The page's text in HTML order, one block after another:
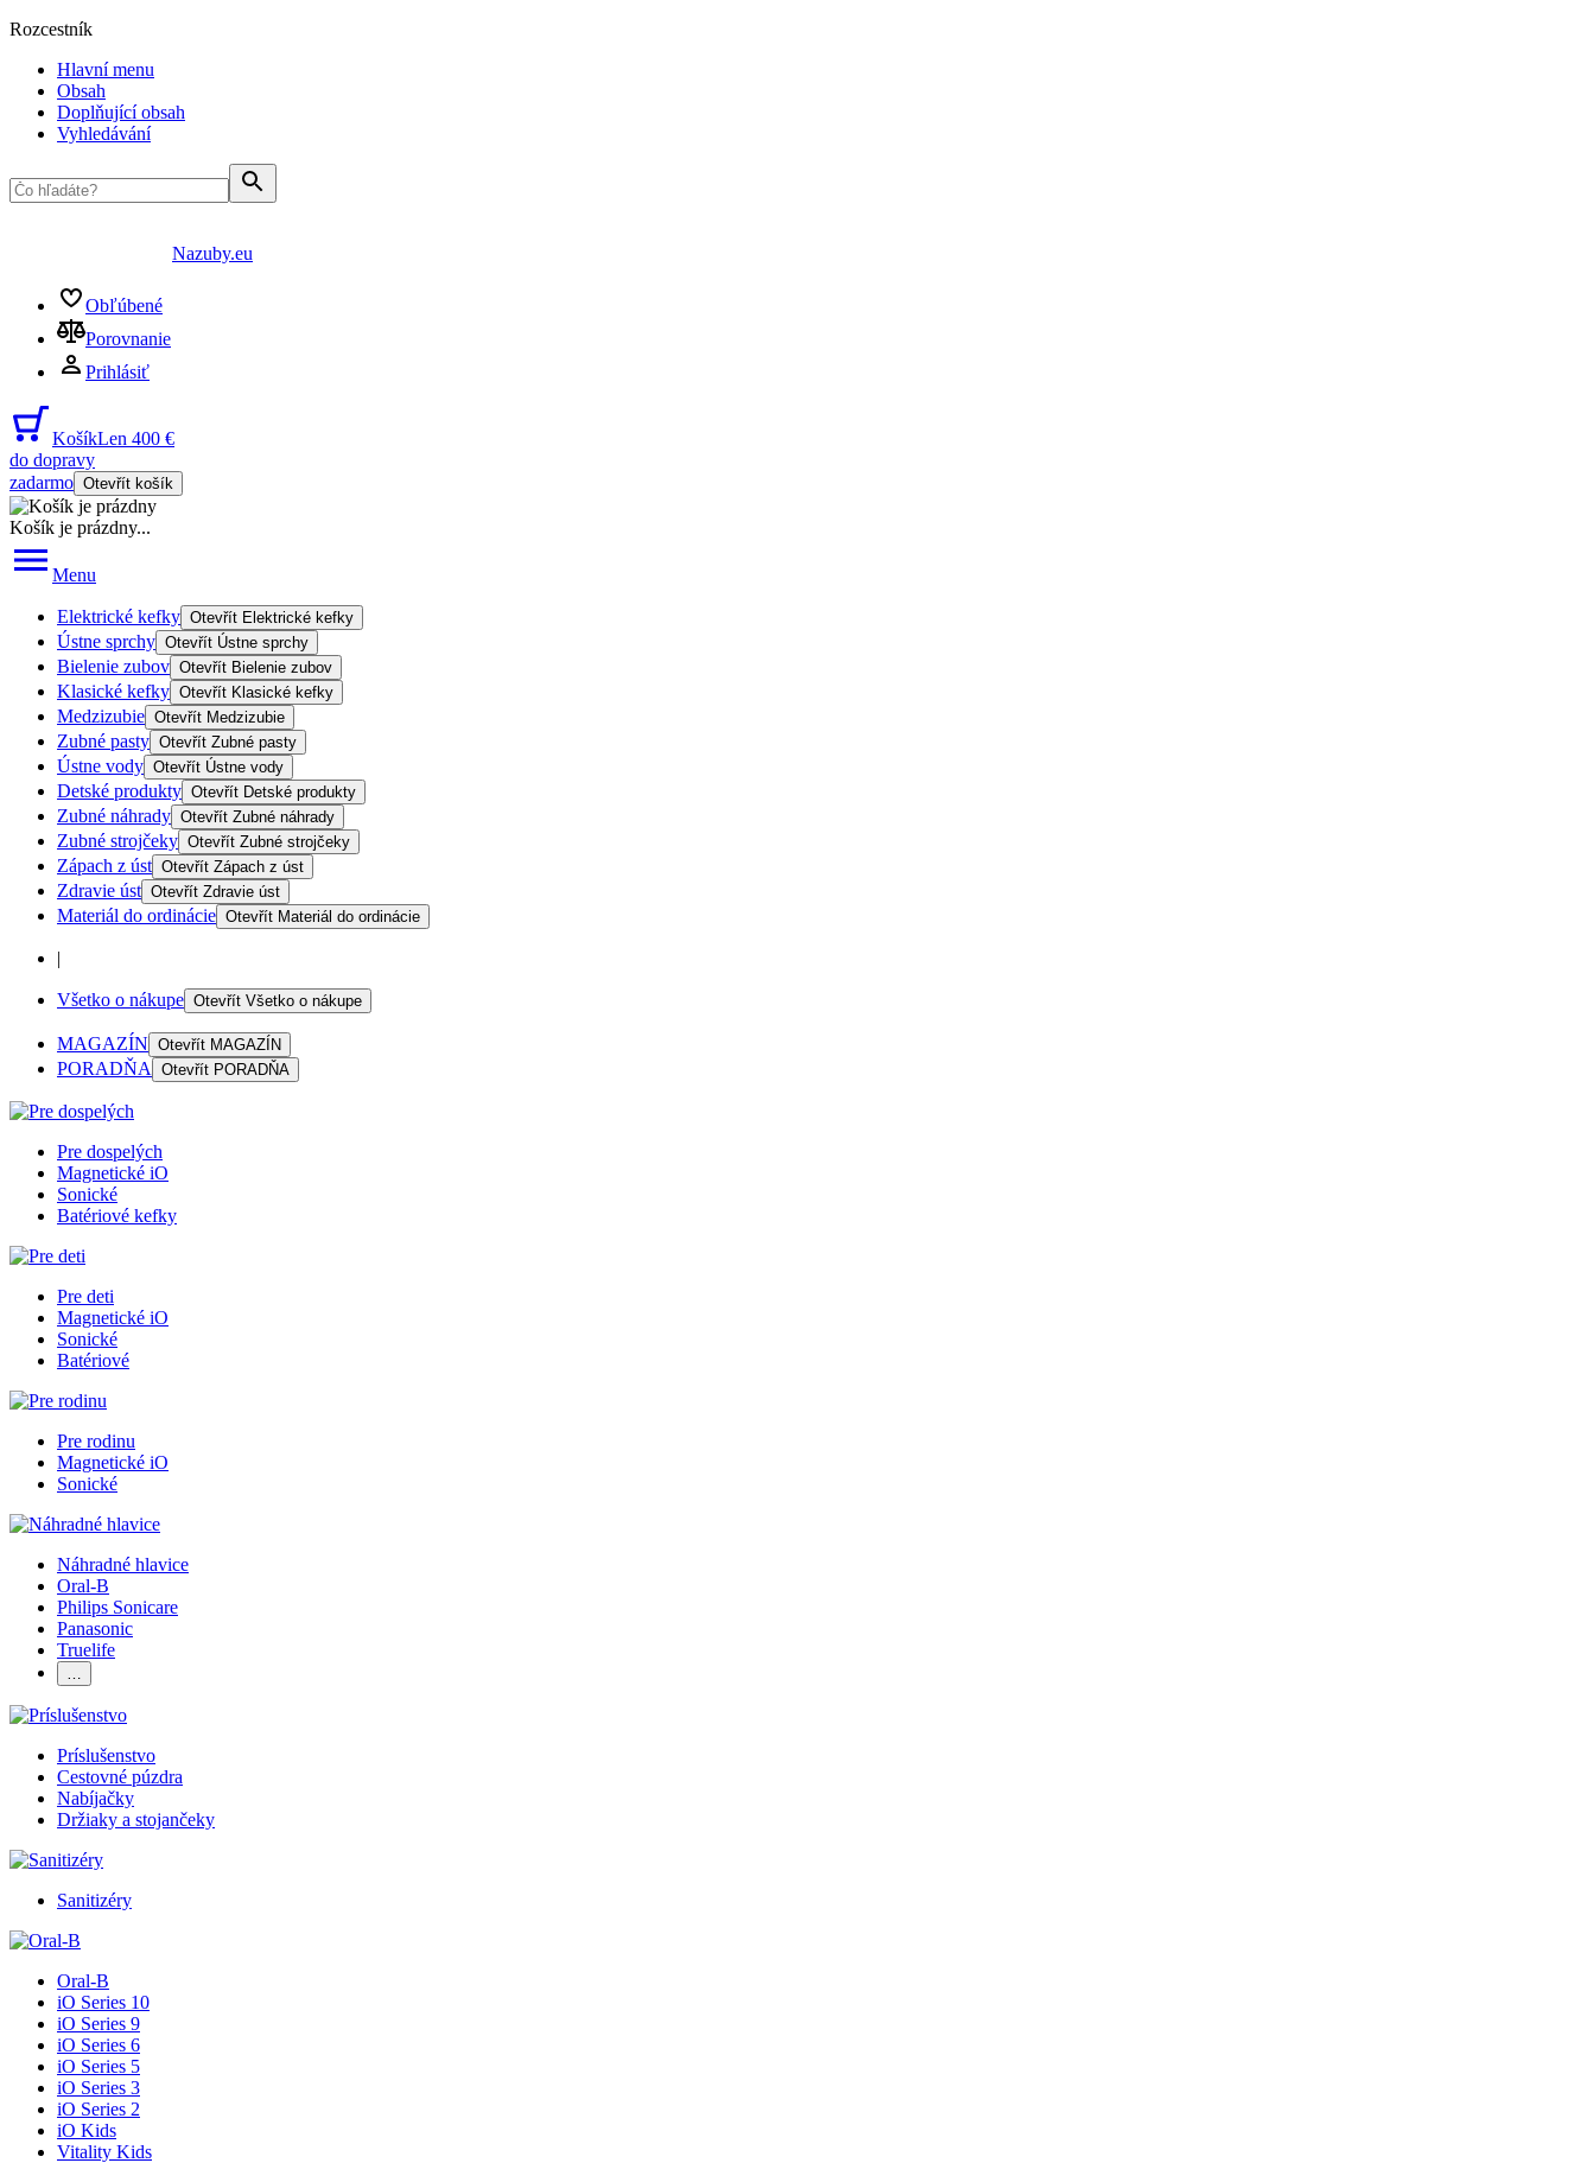
Rozcestník
Hlavní menu
Obsah
Doplňující obsah
Vyhledávání
Nazuby.eu
Obľúbené
Porovnanie
Prihlásiť
KošíkLen 400 €
do dopravy
zadarmo Otevřít košík
Košík je prázdny...
Menu
Elektrické kefky Otevřít Elektrické kefky
Ústne sprchy Otevřít Ústne sprchy
Bielenie zubov Otevřít Bielenie zubov
Klasické kefky Otevřít Klasické kefky
Medzizubie Otevřít Medzizubie
Zubné pasty Otevřít Zubné pasty
Ústne vody Otevřít Ústne vody
Detské produkty Otevřít Detské produkty
Zubné náhrady Otevřít Zubné náhrady
Zubné strojčeky Otevřít Zubné strojčeky
Zápach z úst Otevřít Zápach z úst
Zdravie úst Otevřít Zdravie úst
Materiál do ordinácie Otevřít Materiál do ordinácie
|
Všetko o nákupe Otevřít Všetko o nákupe
MAGAZÍN Otevřít MAGAZÍN
PORADŇA Otevřít PORADŇA
Pre dospelých
Magnetické iO
Sonické
Batériové kefky
Pre deti
Magnetické iO
Sonické
Batériové
Pre rodinu
Magnetické iO
Sonické
Náhradné hlavice
Oral-B
Philips Sonicare
Panasonic
Truelife
…
Príslušenstvo
Cestovné púzdra
Nabíjačky
Držiaky a stojančeky
Sanitizéry
Oral-B
iO Series 10
iO Series 9
iO Series 6
iO Series 5
iO Series 3
iO Series 2
iO Kids
Vitality Kids